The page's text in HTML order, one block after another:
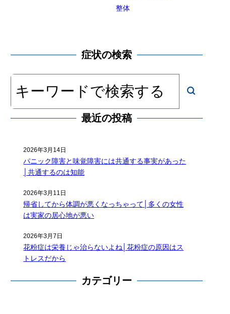
整体
症状の検索
最近の投稿
パニック障害と味覚障害には共通する事実があった
│共通するのは知能
2026年3月14日
帰省してから体調が悪くなっちゃって│多くの女性
は実家の居心地が悪い
2026年3月11日
花粉症は栄養じゃ治らないよね│花粉症の原因はス
トレスだから
2026年3月7日
カテゴリー